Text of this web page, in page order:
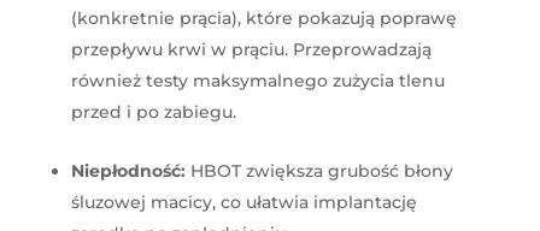
(konkretnie prącia), które pokazują poprawę
przepływu krwi w prąciu. Przeprowadzają
również testy maksymalnego zużycia tlenu
przed i po zabiegu.
Niepłodność: HBOT zwiększa grubość błony
śluzowej macicy, co ułatwia implantację